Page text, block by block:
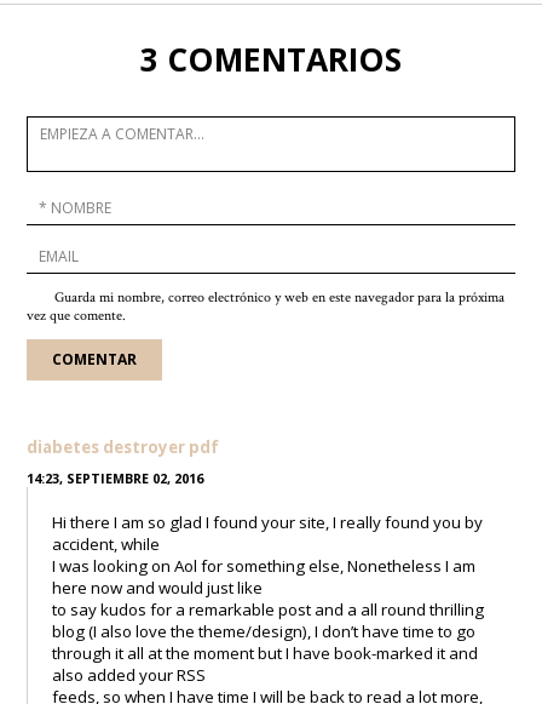
3 COMENTARIOS
Guarda mi nombre, correo electrónico y web en este navegador para la próxima
vez que comente.
diabetes destroyer pdf
14:23, SEPTIEMBRE 02, 2016
Hi there I am so glad I found your site, I really found you by
accident, while
I was looking on Aol for something else, Nonetheless I am
here now and would just like
to say kudos for a remarkable post and a all round thrilling
blog (I also love the theme/design), I don’t have time to go
through it all at the moment but I have book-marked it and
also added your RSS
feeds, so when I have time I will be back to read a lot more,